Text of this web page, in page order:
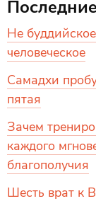
Не
человеческое
Самадхи
пятая
Зачем
каждого
благополучия
Шесть врат к